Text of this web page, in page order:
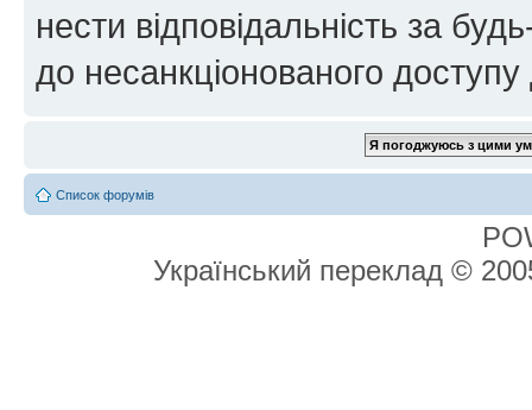
нести відповідальність за
до несанкціонованого доступу
Список форумів
Український переклад ©